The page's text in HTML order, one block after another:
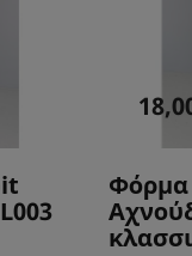
Φόρμα